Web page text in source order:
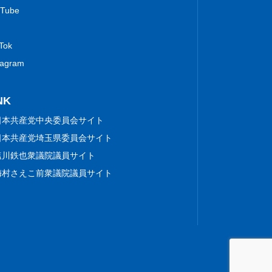
本共産党中央委員会サイト
本共産党埼玉県委員会サイト
川鉄也衆議院議員サイト
村さえこ前衆議院議員サイト